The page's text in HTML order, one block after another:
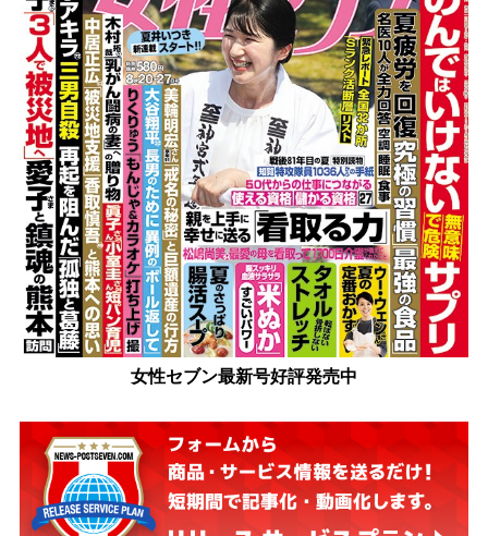
女性セブン最新号好評発売中